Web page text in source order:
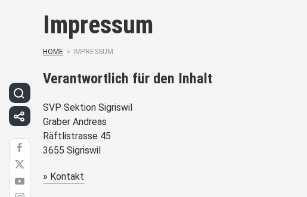
Impressum
HOME > IMPRESSUM
Verantwortlich für den Inhalt
SVP Sektion Sigriswil
Graber Andreas
Räftlistrasse 45
3655 Sigriswil
» Kontakt